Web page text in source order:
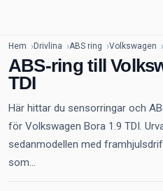
Hem Drivlina ABS ring Volkswagen
ABS-ring till
TDI
Här hittar du sensorringar och
för Volkswagen Bora 1.9 TDI.
sedanmodellen med
som...